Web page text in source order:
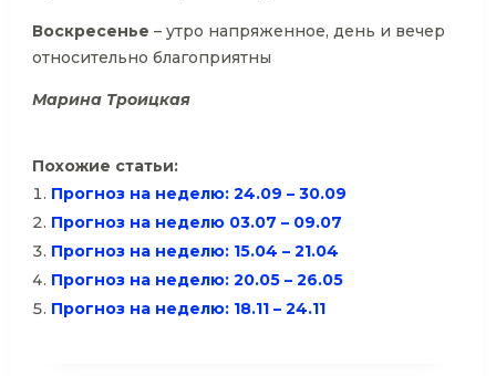
Воскресенье – утро напряженное, день и вечер
относительно благоприятны
Марина Троицкая
Похожие статьи:
Прогноз на неделю: 24.09 – 30.09
Прогноз на неделю 03.07 – 09.07
Прогноз на неделю: 15.04 – 21.04
Прогноз на неделю: 20.05 – 26.05
Прогноз на неделю: 18.11 – 24.11